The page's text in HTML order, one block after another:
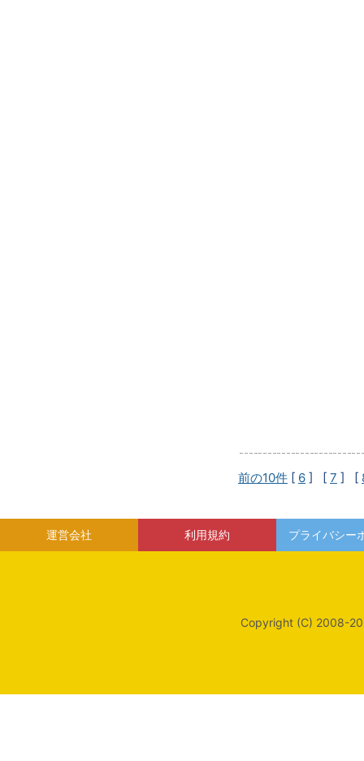
前の10件 [ 6 ] [ 7 ] [
運営会社 利用規約 プライバシー
Copyright (C) 2008-